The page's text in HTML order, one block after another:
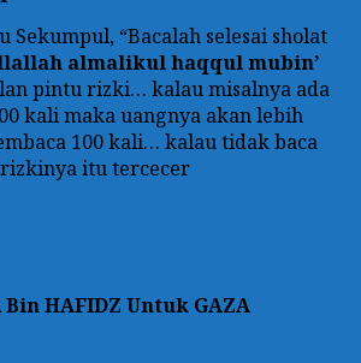
Sekumpul, “Bacalah selesai sholat
almalikul haqqul mubin’
pintu rizki… kalau misalnya ada
kali maka uangnya akan lebih
100 kali… kalau tidak baca
itu tercecer
HAFIDZ Untuk GAZA